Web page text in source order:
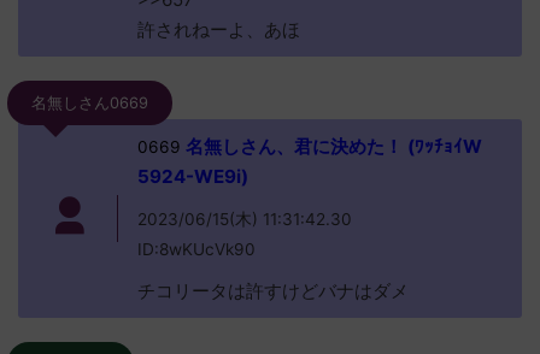
許されねーよ、あほ
名無しさん0669
0669 名無しさん、君に決めた！ (ﾜｯﾁｮｲW
5924-WE9i)
2023/06/15(木) 11:31:42.30
ID:8wKUcVk90
チコリータは許すけどバナはダメ